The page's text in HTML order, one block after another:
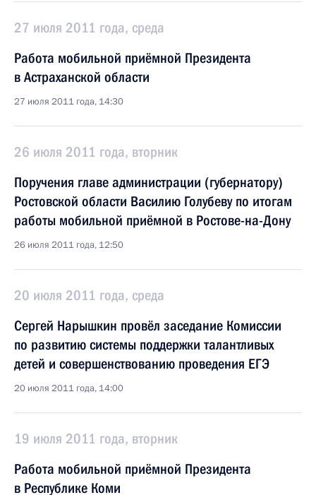
27 июля 2011 года, среда
Работа мобильной приёмной Президента
в Астраханской области
27 июля 2011 года, 14:30
26 июля 2011 года, вторник
Поручения главе администрации (губернатору)
Ростовской области Василию Голубеву по итогам
работы мобильной приёмной в Ростове-на-Дону
26 июля 2011 года, 12:50
20 июля 2011 года, среда
Сергей Нарышкин провёл заседание Комиссии
по развитию системы поддержки талантливых
детей и совершенствованию проведения ЕГЭ
20 июля 2011 года, 14:00
19 июля 2011 года, вторник
Работа мобильной приёмной Президента
в Республике Коми